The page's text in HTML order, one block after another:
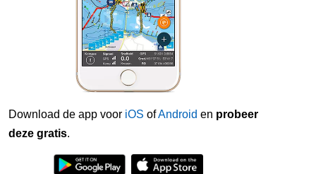
Download de app voor iOS ofAndroid en probeer
deze gratis.